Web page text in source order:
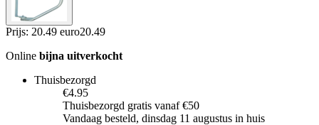
Prijs: 20.49 euro20.49
Online bijna uitverkocht
Thuisbezorgd
€4.95
Thuisbezorgd gratis vanaf €50
Vandaag besteld, dinsdag 11 augustus in huis